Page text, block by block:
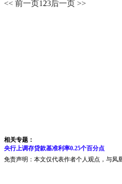
<< 前一页1 23后一页 >>
相关专题：
央行上调存贷款基准利率0.25个百分点
免责声明：本文仅代表作者个人观点，与凤